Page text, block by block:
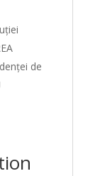
de